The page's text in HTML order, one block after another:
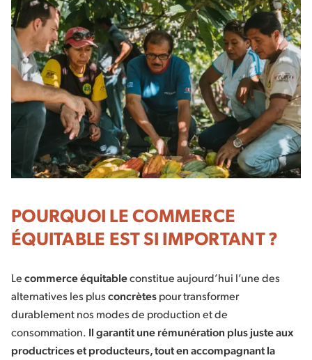
POURQUOI LE COMMERCE
ÉQUITABLE EST SI IMPORTANT ?
Lecommerce équitableconstitue aujourd’hui l’une des
alternatives les plusconcrètespour transformer
durablement nos modes de production et de
consommation. Il garantit une rémunération plus juste aux
productrices et producteurs, tout en accompagnant la